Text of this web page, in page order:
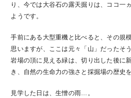
り、今では大谷石の露天掘りは、ココ一
ようです。
手前にある大型重機と比べると、その規
思いますが、ここは元々「山」だったそう
岩場の頂に見える緑は、切り出した後に
き、自然の生命力の強さと採掘場の歴史
見学した日は、生憎の雨…。